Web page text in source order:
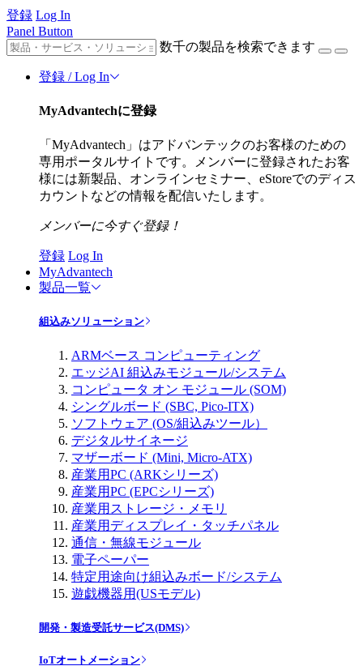
登録 Log In
Panel Button
数千の製品を検索できます
登録 / Log In
MyAdvantechに登録
「MyAdvantech」はアドバンテックのお客様のための
専用ポータルサイトです。メンバーに登録されたお客
様には新製品、オンラインセミナー、eStoreでのディス
カウントなどの情報を配信いたします。
メンバーに今すぐ登録！
登録 Log In
MyAdvantech
製品一覧
組込みソリューション
ARMベース コンピューティング
エッジAI 組込みモジュール/システム
コンピュータ オン モジュール (SOM)
シングルボード (SBC, Pico-ITX)
ソフトウェア (OS/組込みツール）
デジタルサイネージ
マザーボード (Mini, Micro-ATX)
産業用PC (ARKシリーズ)
産業用PC (EPCシリーズ)
産業用ストレージ・メモリ
産業用ディスプレイ・タッチパネル
通信・無線モジュール
電子ペーパー
特定用途向け組込みボード/システム
遊戯機器用(USモデル)
開発・製造受託サービス(DMS)
IoTオートメーション